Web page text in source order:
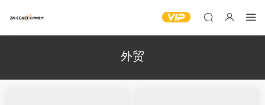
外贸